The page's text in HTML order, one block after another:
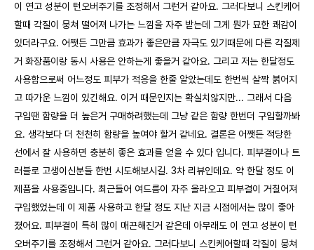
이 연고 성분이 턴오버주기를 조정해서 그런거 같아요. 그러다보니 스킨케어
할때 각질이 뭉쳐 떨어져 나가는 느낌을 자주 받는데 그게 뭔가 묘한 쾌감이
있더라구요. 어쨋든 그만큼 효과가 좋은만큼 자극도 있기때문에 다른 각질제
거 화장품이랑 동시 사용은 안하는게 좋을거 같아요. 그리고 저는 한달정도
사용함으로써 어느정도 피부가 적응을 한줄 알았는데도 한번씩 살짝 붉어지
고 따가운 느낌이 있긴해요. 이거 때문인지는 확실치않지만... 그래서 다음
구입땐 함량을 더 높은거 구매하려했는데 그냥 같은 함량 한번더 구입할까봐
요. 생각보다 더 천천히 함량을 높여야 할거 같네요. 결론은 어쨋든 적당한
선에서 잘 사용하면 충분히 좋은 효과를 얻을 수 있다 입니다. 피부결이나 트
러블로 고생이신분들 한번 시도해보시길. 3차 리뷰인데요. 약 한달 정도 이
제품을 사용중입니다. 최근들어 여드름이 자주 올라오고 피부결이 거칠어져
구입했었는데 이 제품 사용하고 한달 정도 지난 지금 시점에서는 많이 좋아
졌어요. 피부결이 특히 많이 매끈해진거 같은데 아무래도 이 연고 성분이 턴
오버주기를 조정해서 그런거 같아요. 그러다보니 스킨케어할때 각질이 뭉쳐